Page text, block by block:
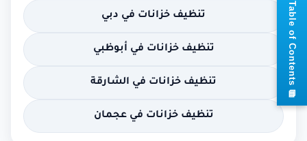
تنظيف خزانات في دبي
تنظيف خزانات في أبوظبي
تنظيف خزانات في الشارقة
تنظيف خزانات في عجمان
📘
T
a
b
l
e
o
f
C
o
n
t
e
n
t
s